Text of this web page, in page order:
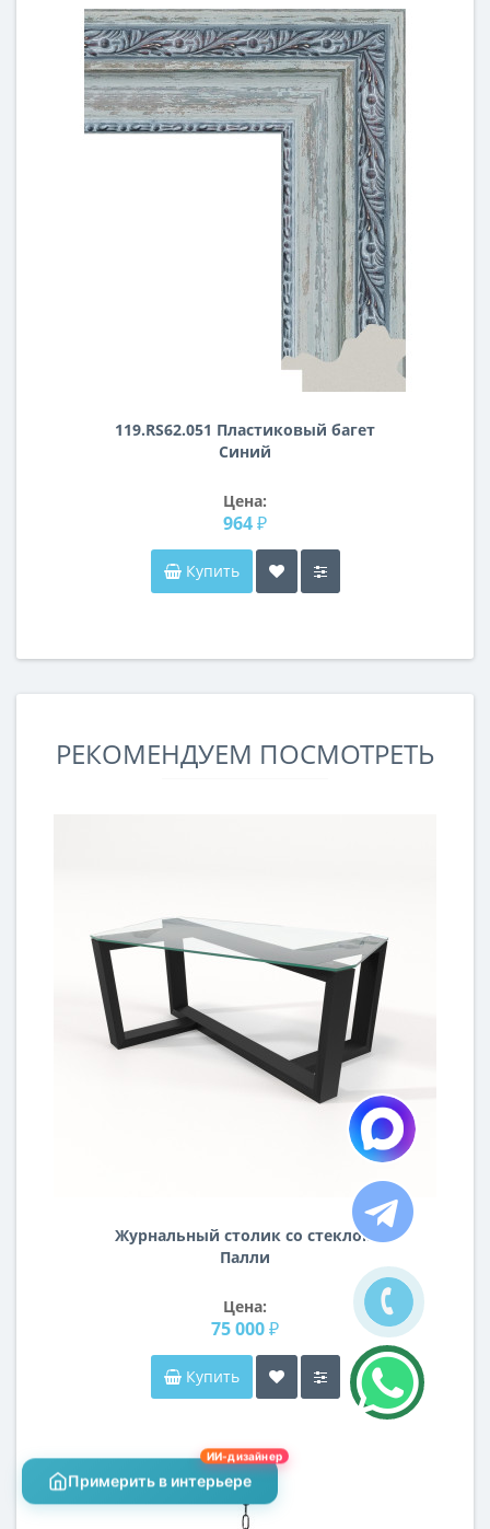
119.RS62.051 Пластиковый багет
Синий
Цена:
964 ₽
Купить
РЕКОМЕНДУЕМ ПОСМОТРЕТЬ
Журнальный столик со стеклом
Палли
Цена:
75 000 ₽
Купить
Примерить в интерьере
ИИ-дизайнер